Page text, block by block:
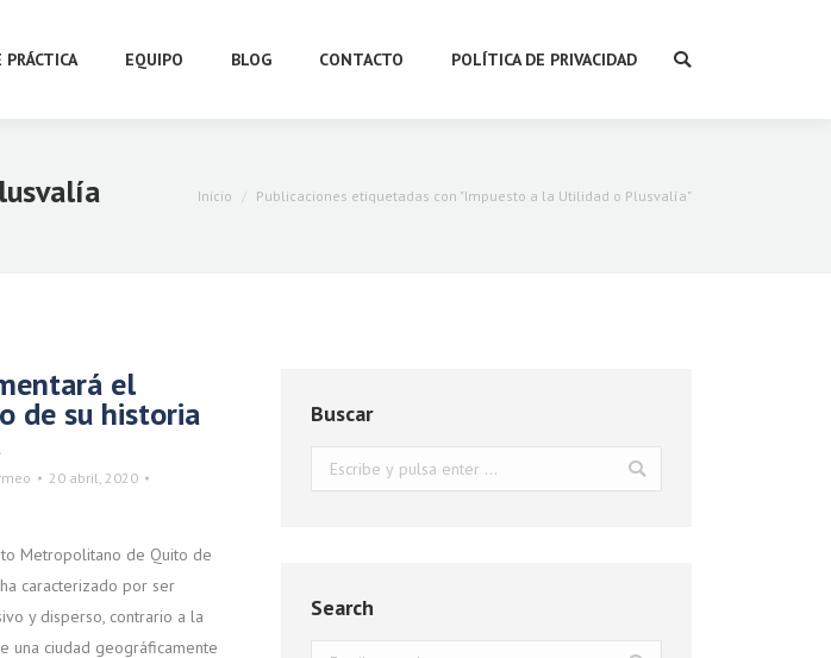
PRÁCTICA EQUIPO BLOG CONTACTO POLÍTICA DE PRIVACIDAD Buscar:
Estás aquí:
Inicio Publicaciones etiquetadas con "Impuesto a la Utilidad o Plusvalía"
el
de su historia
20 abril, 2020
Metropolitano de Quito de
caracterizado por ser
y disperso, contrario a la
una ciudad geográficamente
Buscar
Buscar:
Search